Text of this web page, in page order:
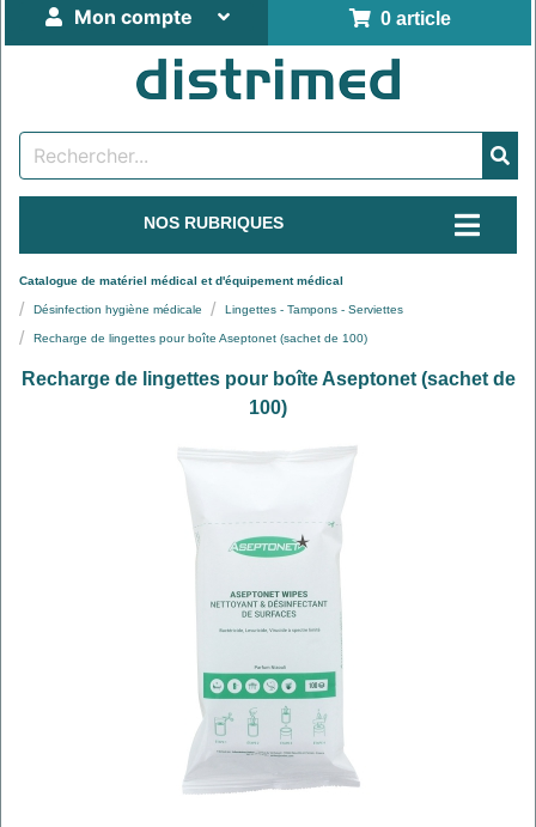
0 article
Mon compte
NOS RUBRIQUES
Catalogue de matériel médical et d'équipement médical
Désinfection hygiène médicale Lingettes - Tampons - Serviettes
Recharge de lingettes pour boîte Aseptonet (sachet de 100)
Recharge de lingettes pour boîte Aseptonet (sachet de
100)